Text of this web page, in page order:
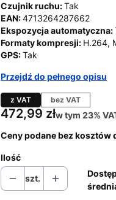
Czujnik ruchu:Tak
EAN:4713264287662
Ekspozycja automatyczna:
Formaty kompresji: H.264,
GPS:Tak
Przejdź do pełnego opisu
z VAT bez VAT
Cena
472,99 złw tym 23%
w tym 23%
Ceny podane bez kosztów
Ilość
szt.